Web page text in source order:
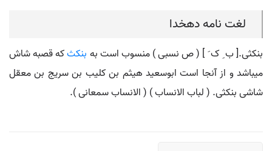
لغت نامه دهخدا
بنکثی.[ ب ِ ک َ ] ( ص نسبی ) منسوب است به بنکثکه قصبه شاش
میباشد و از آنجا است ابوسعید هیثم بن کلیب بن سریج بن معقل
شاشی بنکثی. ( لباب الانساب ) ( الانساب سمعانی ).